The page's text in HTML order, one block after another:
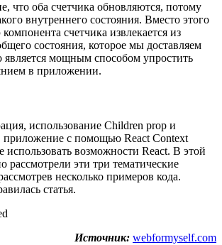
что оба счетчика обновляются, потому
внутреннего состояния. Вместо этого
счетчика извлекается из
состояния, которое мы доставляем
является мощным способом упростить
в приложении.
использование Children prop и
приложение с помощью React Context
использовать возможности React. В этой
рассмотрели эти три тематические
несколько примеров кода.
статья.
Источник: webformyself.com